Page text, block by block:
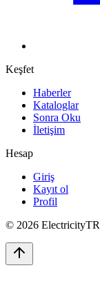
Keşfet
Haberler
Kataloglar
Sonra Oku
İletişim
Hesap
Giriş
Kayıt ol
Profil
© 2026 ElectricityTR